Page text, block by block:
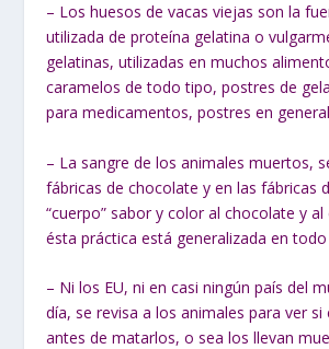
– Los huesos de vacas viejas son la
utilizada de proteína gelatina o
gelatinas, utilizadas en muchos
caramelos de todo tipo, postres de
para medicamentos, postres en
– La sangre de los animales muertos,
fábricas de chocolate y en las fábricas
“cuerpo” sabor y color al chocolate y
ésta práctica está generalizada en
– Ni los EU, ni en casi ningún país del
día, se revisa a los animales para ver
antes de matarlos, o sea los llevan